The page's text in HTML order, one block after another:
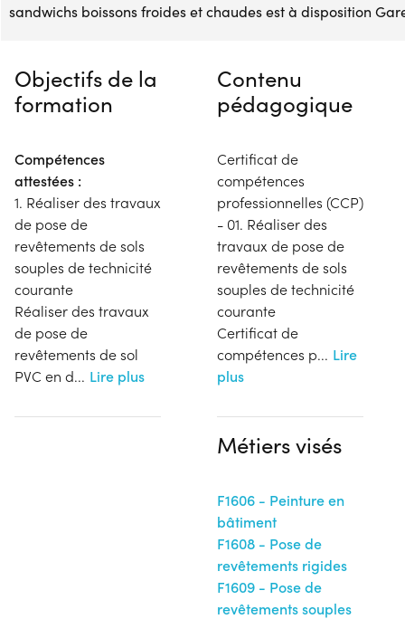
sandwichs boissons froides et chaudes est à disposition
Objectifs de la
formation
Compétences
attestées :
1. Réaliser des travaux
de pose de
revêtements de sols
souples de technicité
courante
Réaliser des travaux
de pose de
revêtements de sol
PVC en d... Lire plus
Contenu
pédagogique
Certificat de
compétences
professionnelles (CCP)
- 01. Réaliser des
travaux de pose de
revêtements de sols
souples de technicité
courante
Certificat de
compétences p... Lire
plus
Métiers visés
F1606 - Peinture en
bâtiment
F1608 - Pose de
revêtements rigides
F1609 - Pose de
revêtements souples